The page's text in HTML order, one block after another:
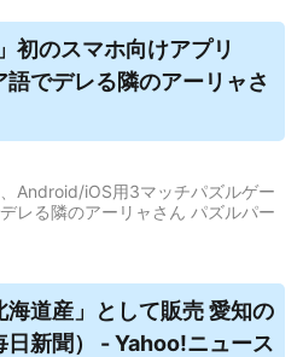
初のスマホ向けアプリ
語でデレる隣のアーリャさ
Android/iOS用3マッチパズルゲー
レる隣のアーリャさん パズルパー
海道産」として販売 愛知の
日新聞） - Yahoo!ニュース